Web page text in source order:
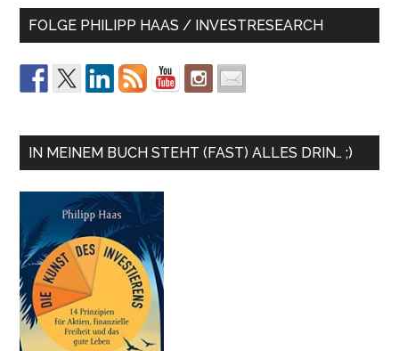
FOLGE PHILIPP HAAS / INVESTRESEARCH
IN MEINEM BUCH STEHT (FAST) ALLES DRIN… ;)